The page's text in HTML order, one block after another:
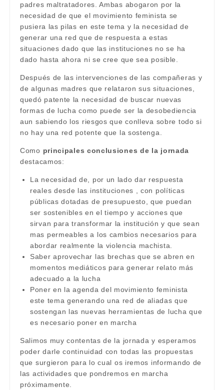
padres maltratadores. Ambas abogaron por la
necesidad de que el movimiento feminista se
pusiera las pilas en este tema y la necesidad de
generar una red que de respuesta a estas
situaciones dado que las instituciones no se ha
dado hasta ahora ni se cree que sea posible.
Después de las intervenciones de las compañeras y
de algunas madres que relataron sus situaciones,
quedó patente la necesidad de buscar nuevas
formas de lucha como puede ser la desobediencia
aun sabiendo los riesgos que conlleva sobre todo si
no hay una red potente que la sostenga.
Como principales conclusiones de la jornada
destacamos:
La necesidad de, por un lado dar respuesta
reales desde las instituciones , con políticas
públicas dotadas de presupuesto, que puedan
ser sostenibles en el tiempo y acciones que
sirvan para transformar la institución y que sean
mas permeables a los cambios necesarios para
abordar realmente la violencia machista.
Saber aprovechar las brechas que se abren en
momentos mediáticos para generar relato más
adecuado a la lucha
Poner en la agenda del movimiento feminista
este tema generando una red de aliadas que
sostengan las nuevas herramientas de lucha que
es necesario poner en marcha
Salimos muy contentas de la jornada y esperamos
poder darle continuidad con todas las propuestas
que surgieron para lo cual os iremos informando de
las actividades que pondremos en marcha
próximamente.